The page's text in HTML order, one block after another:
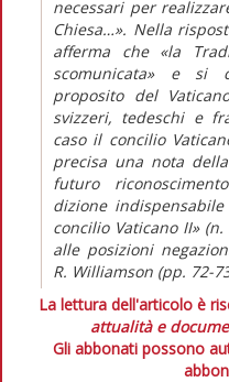
necessari per
Chiesa…». Nella
afferma che «la
scomunicata» e si
proposito del
svizzeri, tedeschi e
caso il concilio
precisa una nota
futuro
dizione
concilio Vaticano II»
alle posizioni
R. Williamson (pp. 72-
La lettura dell'articolo è
attualità e
Gli abbonati possono